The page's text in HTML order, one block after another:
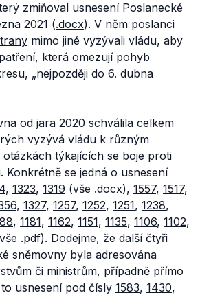
zmiňoval usnesení Poslanecké
2021 (.docx). V něm poslanci
mimo jiné vyzývali vládu, aby
která omezují pohyb
„nejpozději do 6. dubna
od jara 2020 schválila celkem
vyzývá vládu k různým
týkajících se boje proti
Konkrétně se jedná o usnesení
, 1323, 1319 (vše .docx), 1557, 1517,
, 1327, 1257, 1252, 1251, 1238,
, 1181, 1162, 1151, 1135, 1106, 1102,
.pdf). Dodejme, že další čtyři
sněmovny byla adresována
či ministrům, případně přímo
usnesení pod čísly 1583, 1430,